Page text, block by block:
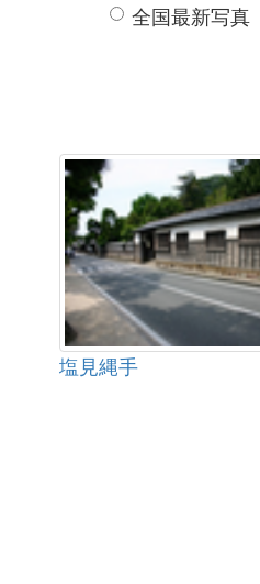
全国最新写真
塩見縄手